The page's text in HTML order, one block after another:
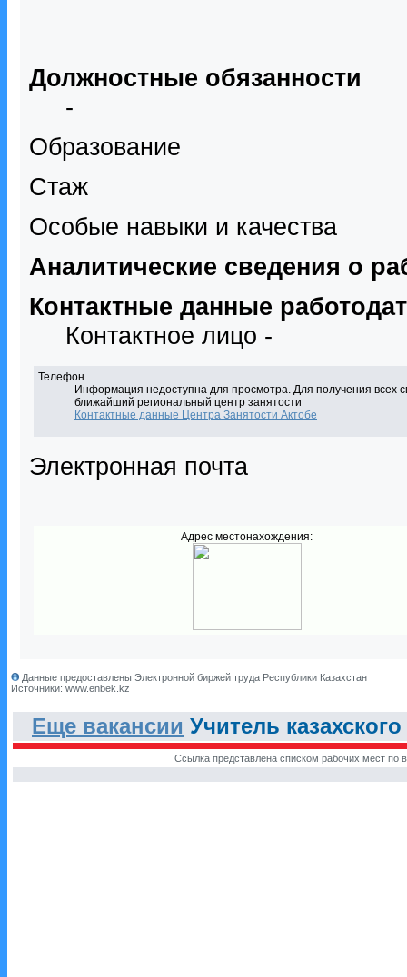
Должностные обязанности
-
Образование
Стаж
Особые навыки и качества
Аналитические сведения о
Контактные данные
Контактное лицо -
Телефон
Информация недоступна для просмотра. Для получения всех
ближайший региональный центр занятости
Контактные данные Центра Занятости Актобе
Электронная почта
Адрес местонахождения:
Данные предоставлены Электронной биржей труда Республики Казахстан
Источники: www.enbek.kz
Еще вакансии Учитель
Ссылка представлена списком рабочих мест по